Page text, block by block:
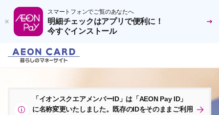
スマートフォンでご覧のあなたへ
明細チェックはアプリで便利に！
今すぐインストール
「イオンスクエアメンバーID」は「AEON Pay ID」
に名称変更いたしました。既存のIDをそのままご利用